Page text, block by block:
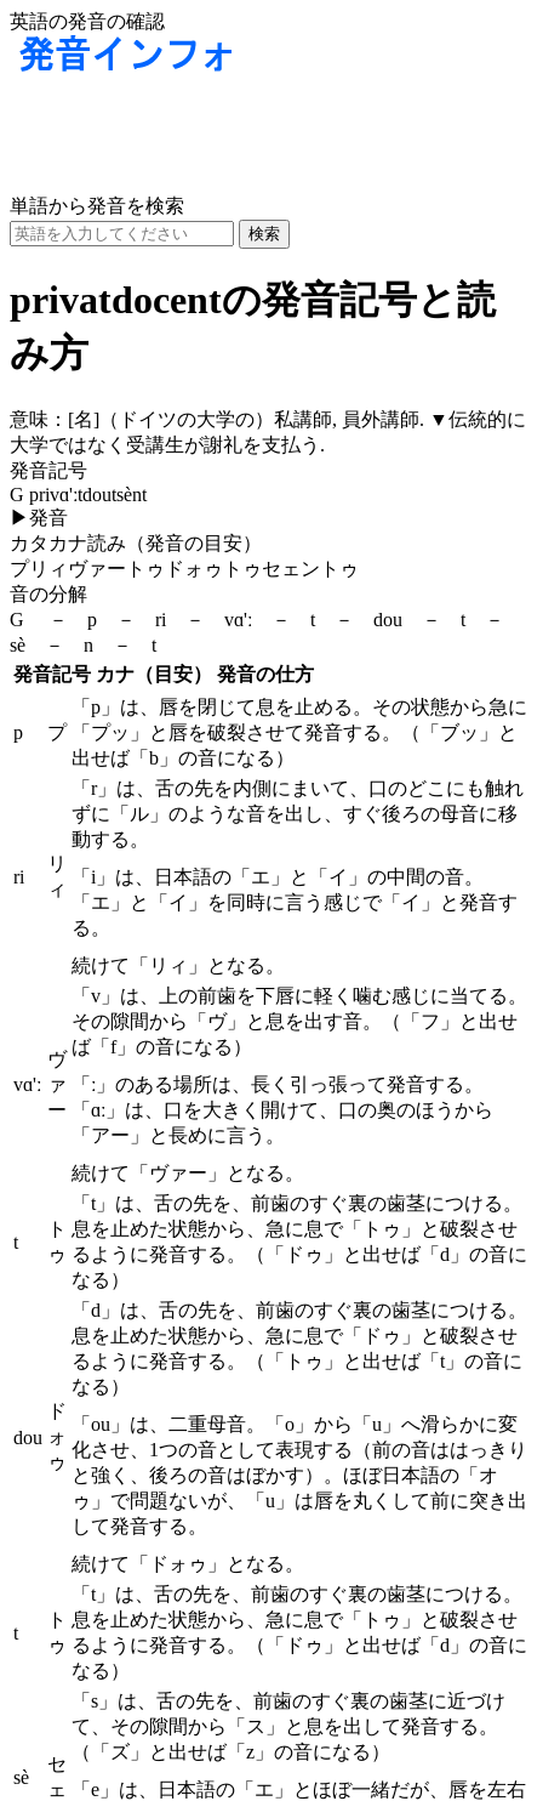
英語の発音の確認
単語から発音を検索
privatdocentの発音記号と読
み方
意味： [名] （ドイツの大学の）私講師, 員外講師. ▼伝統的に
大学ではなく受講生が謝礼を支払う.
発音記号
G privɑ'ːtdoutsènt
▶発音
カタカナ読み（発音の目安）
プリィヴァートゥドォゥトゥセェントゥ
音の分解
G － p － ri － vɑ'ː － t － dou － t －
sè － n － t
発音記号 カナ（目安） 発音の仕方
p プ
「p」は、唇を閉じて息を止める。その状態から急に
「プッ」と唇を破裂させて発音する。（「ブッ」と
出せば「b」の音になる）
ri
リ
ィ
「r」は、舌の先を内側にまいて、口のどこにも触れ
ずに「ル」のような音を出し、すぐ後ろの母音に移
動する。
「i」は、日本語の「エ」と「イ」の中間の音。
「エ」と「イ」を同時に言う感じで「イ」と発音す
る。
続けて「リィ」となる。
vɑ'ː
ヴ
ァ
ー
「v」は、上の前歯を下唇に軽く噛む感じに当てる。
その隙間から「ヴ」と息を出す音。（「フ」と出せ
ば「f」の音になる）
「ː」のある場所は、長く引っ張って発音する。
「ɑː」は、口を大きく開けて、口の奥のほうから
「アー」と長めに言う。
続けて「ヴァー」となる。
t
ト
ゥ
「t」は、舌の先を、前歯のすぐ裏の歯茎につける。
息を止めた状態から、急に息で「トゥ」と破裂させ
るように発音する。（「ドゥ」と出せば「d」の音に
なる）
dou
ド
ォ
ゥ
「d」は、舌の先を、前歯のすぐ裏の歯茎につける。
息を止めた状態から、急に息で「ドゥ」と破裂させ
るように発音する。（「トゥ」と出せば「t」の音に
なる）
「ou」は、二重母音。「o」から「u」へ滑らかに変
化させ、1つの音として表現する（前の音ははっきり
と強く、後ろの音はぼかす）。ほぼ日本語の「オ
ゥ」で問題ないが、「u」は唇を丸くして前に突き出
して発音する。
続けて「ドォゥ」となる。
t
ト
ゥ
「t」は、舌の先を、前歯のすぐ裏の歯茎につける。
息を止めた状態から、急に息で「トゥ」と破裂させ
るように発音する。（「ドゥ」と出せば「d」の音に
なる）
sè
セ
ェ
「s」は、舌の先を、前歯のすぐ裏の歯茎に近づけ
て、その隙間から「ス」と息を出して発音する。
（「ズ」と出せば「z」の音になる）
「e」は、日本語の「エ」とほぼ一緒だが、唇を左右